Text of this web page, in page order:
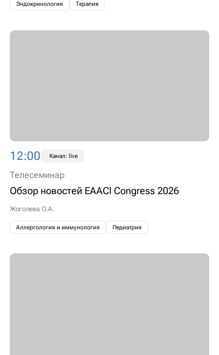
Эндокринология Терапия
12:00 Канал: live
Телесеминар
Обзор новостей EAACI Congress 2026
Жоголева О.А.
Аллергология и иммунология Педиатрия